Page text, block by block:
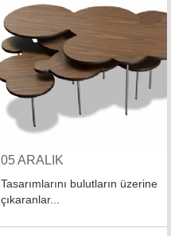
05 ARALIK
Tasarımlarını bulutların üzerine
çıkaranlar...